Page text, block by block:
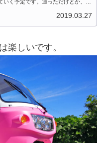
いく予定です。通っただけとか、中
すね、能登半島とか北陸とか、石
2019.03.27
楽しいです。